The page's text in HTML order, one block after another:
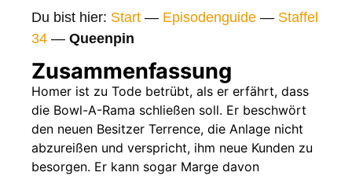
Gags
Gaststars
Fakten
Sendetermine
Nächste / Vorherige Folge
Du bist hier: Start — Episodenguide — Staffel
34 — Queenpin
Zusammenfassung
Homer ist zu Tode betrübt, als er erfährt, dass
die Bowl-A-Rama schließen soll. Er beschwört
den neuen Besitzer Terrence, die Anlage nicht
abzureißen und verspricht, ihm neue Kunden zu
besorgen. Er kann sogar Marge davon